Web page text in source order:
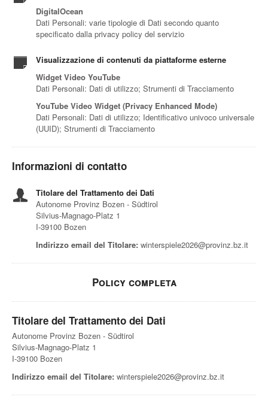
DigitalOcean
Dati Personali: varie tipologie di Dati secondo quanto
specificato dalla privacy policy del servizio
Visualizzazione di contenuti da piattaforme esterne
Widget Video YouTube
Dati Personali: Dati di utilizzo; Strumenti di Tracciamento
YouTube Video Widget (Privacy Enhanced Mode)
Dati Personali: Dati di utilizzo; Identificativo univoco universale
(UUID); Strumenti di Tracciamento
Informazioni di contatto
Titolare del Trattamento dei Dati
Autonome Provinz Bozen - Südtirol
Silvius-Magnago-Platz 1
I-39100 Bozen
Indirizzo email del Titolare: winterspiele2026@provinz.bz.it
Policy completa
Titolare del Trattamento dei Dati
Autonome Provinz Bozen - Südtirol
Silvius-Magnago-Platz 1
I-39100 Bozen
Indirizzo email del Titolare: winterspiele2026@provinz.bz.it